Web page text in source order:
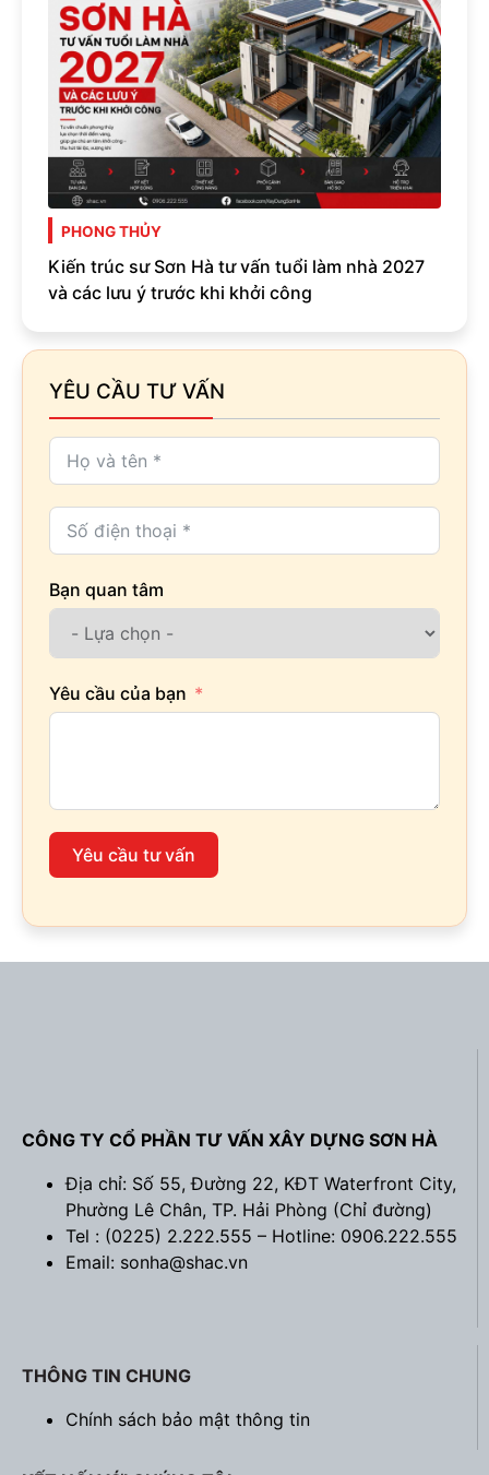
PHONG THỦY
Kiến trúc sư Sơn Hà tư vấn tuổi làm nhà 2027
và các lưu ý trước khi khởi công
YÊU CẦU TƯ VẤN
Bạn quan tâm
Yêu cầu của bạn
Yêu cầu tư vấn
CÔNG TY CỔ PHẦN TƯ VẤN XÂY DỰNG SƠN HÀ
Địa chỉ: Số 55, Đường 22, KĐT Waterfront City,
Phường Lê Chân, TP. Hải Phòng (Chỉ đường)
Tel : (0225) 2.222.555 – Hotline: 0906.222.555
Email: sonha@shac.vn
THÔNG TIN CHUNG
Chính sách bảo mật thông tin